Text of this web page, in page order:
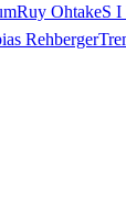
Ruy OhtakeS
Rehberger